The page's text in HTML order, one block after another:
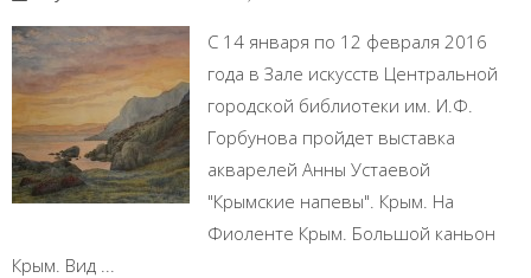
С 14 января по 12 февраля 2016
года в Зале искусств Центральной
городской библиотеки им. И.Ф.
Горбунова пройдет выставка
акварелей Анны Устаевой
"Крымские напевы". Крым. На
Фиоленте Крым. Большой каньон
Крым. Вид ...